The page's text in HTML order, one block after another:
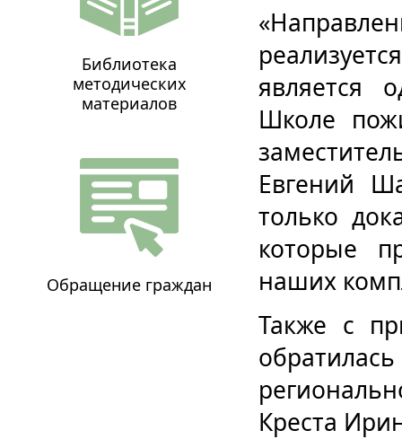
является
Школе
Евгений
только
которые
наших
Также с
Креста
Библиотека
методических
материалов
Обращение граждан